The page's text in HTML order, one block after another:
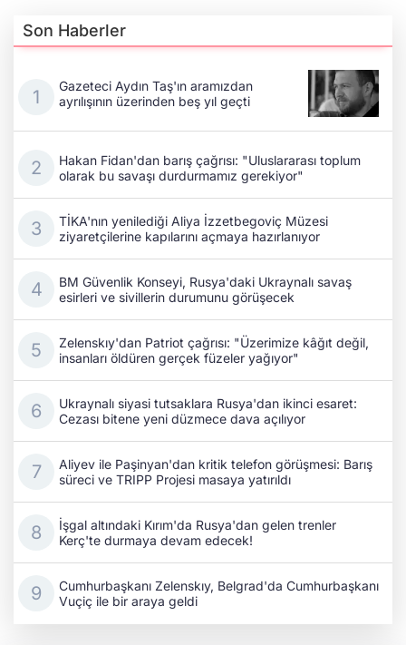
Son Haberler
Gazeteci Aydın Taş'ın aramızdan
ayrılışının üzerinden beş yıl geçti
Hakan Fidan'dan barış çağrısı: "Uluslararası toplum
olarak bu savaşı durdurmamız gerekiyor"
TİKA'nın yenilediği Aliya İzzetbegoviç Müzesi
ziyaretçilerine kapılarını açmaya hazırlanıyor
BM Güvenlik Konseyi, Rusya'daki Ukraynalı savaş
esirleri ve sivillerin durumunu görüşecek
Zelenskıy'dan Patriot çağrısı: "Üzerimize kâğıt değil,
insanları öldüren gerçek füzeler yağıyor"
Ukraynalı siyasi tutsaklara Rusya'dan ikinci esaret:
Cezası bitene yeni düzmece dava açılıyor
Aliyev ile Paşinyan'dan kritik telefon görüşmesi: Barış
süreci ve TRIPP Projesi masaya yatırıldı
İşgal altındaki Kırım'da Rusya'dan gelen trenler
Kerç'te durmaya devam edecek!
Cumhurbaşkanı Zelenskıy, Belgrad'da Cumhurbaşkanı
Vuçiç ile bir araya geldi